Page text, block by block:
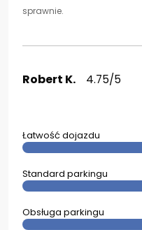
sprawnie.
Robert K. 4.75/5
Łatwość dojazdu
Standard parkingu
Obsługa parkingu